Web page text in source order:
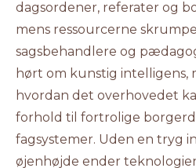
dagsordener, referater og
mens ressourcerne
sagsbehandlere og
hørt om kunstig intelligens,
hvordan det overhovedet
forhold til fortrolige
fagsystemer. Uden en tryg
øjenhøjde ender